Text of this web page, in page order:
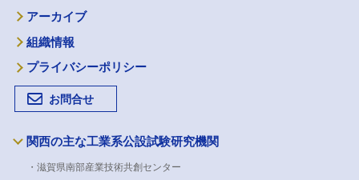
アーカイブ
組織情報
プライバシーポリシー
お問合せ
関西の主な工業系公設試験研究機関
・滋賀県南部産業技術共創センター